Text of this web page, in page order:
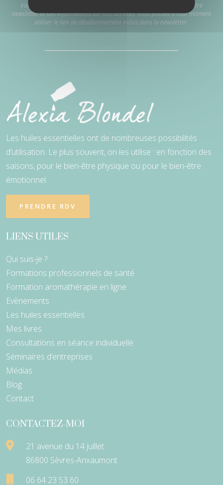
Votre adresse e-mail est uniquement utilisée pour vous envoyer notre
newsletter et des informations sur nos activités. Vous pouvez à tout moment
utiliser le lien de désabonnement inclus dans la newsletter.
Les huiles essentielles ont de nombreuses possibilités
d’utilisation. Le plus souvent, on les utilise : en fonction des
saisons, pour le bien-être physique ou pour le bien-être
émotionnel.
PRENDRE RDV
LIENS UTILES
Qui suis-je ?
Formations professionnels de santé
Formation aromathérapie en ligne
Evènements
Les huiles essentielles
Mes livres
Consultations en séance individuelle
Séminaires d’entreprises
Médias
Blog
Contact
CONTACTEZ-MOI
21 avenue du 14 juillet
86800 Sèvres-Anxaumont
06 64 23 53 60